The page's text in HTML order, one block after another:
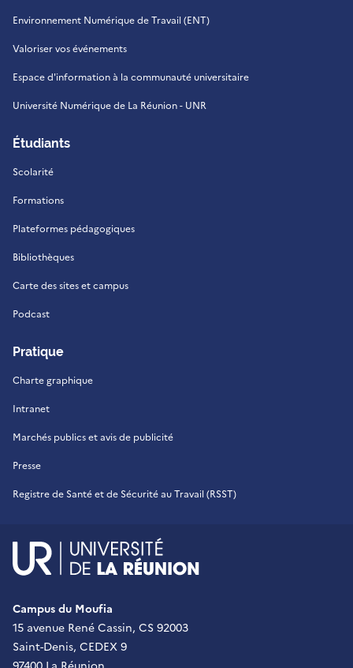
Environnement Numérique de Travail (ENT)
Valoriser vos événements
Espace d'information à la communauté universitaire
Université Numérique de La Réunion - UNR
Étudiants
Scolarité
Formations
Plateformes pédagogiques
Bibliothèques
Carte des sites et campus
Podcast
Pratique
Charte graphique
Intranet
Marchés publics et avis de publicité
Presse
Registre de Santé et de Sécurité au Travail (RSST)
Campus du Moufia
15 avenue René Cassin, CS 92003
Saint-Denis, CEDEX 9